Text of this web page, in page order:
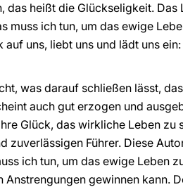
das heißt die Glückseligkeit.
muss ich tun, um das ewige
uns, liebt uns und lädt uns
was darauf schließen lässt,
auch gut erzogen und
Glück, das wirkliche Leben zu
Führer. Diese
ich tun, um das ewige Leben
gewinnen kann.